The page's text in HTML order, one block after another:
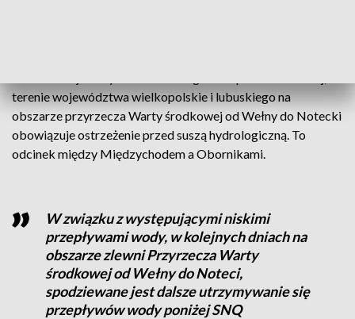
terenie województwa wielkopolskie i lubuskiego na
obszarze przyrzecza Warty środkowej od Wełny do Notecki
obowiązuje ostrzeżenie przed suszą hydrologiczną. To
odcinek między Międzychodem a Obornikami.
W związku z występującymi niskimi
przepływami wody, w kolejnych dniach na
obszarze zlewni Przyrzecza Warty
środkowej od Wełny do Noteci,
spodziewane jest dalsze utrzymywanie się
przepływów wody poniżej SNQ